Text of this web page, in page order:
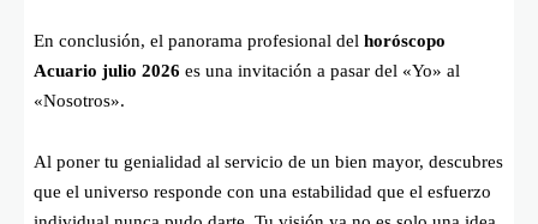
En conclusión, el panorama profesional del horóscopo
Acuario julio 2026 es una invitación a pasar del «Yo» al
«Nosotros».
Al poner tu genialidad al servicio de un bien mayor, descubres
que el universo responde con una estabilidad que el esfuerzo